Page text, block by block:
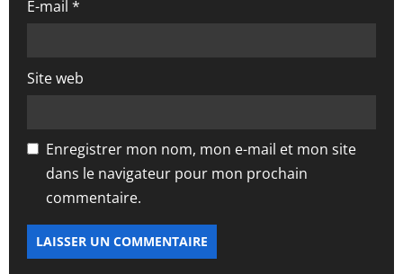
l
E-mail *
Site web
Enregistrer mon nom, mon e-mail et mon site
dans le navigateur pour mon prochain
commentaire.